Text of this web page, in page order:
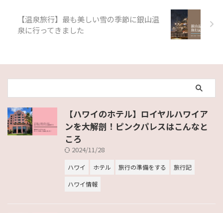
【温泉旅行】最も美しい雪の季節に銀山温
泉に行ってきました
【ハワイのホテル】ロイヤルハワイア
ンを大解剖！ピンクパレスはこんなと
ころ
2024/11/28
ハワイ ホテル 旅行の準備をする
旅行記
ハワイ情報